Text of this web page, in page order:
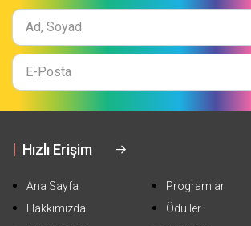
Ad
Soyad
E-
Mail
Hızlı Erişim
Ana Sayfa
Hakkımızda
Programlar
Ödüller